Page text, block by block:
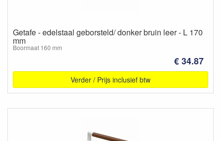
Getafe - edelstaal geborsteld/ donker bruin leer - L 170
mm
Boormaat 160 mm
€ 34.87
Verder / Prijs inclusief btw